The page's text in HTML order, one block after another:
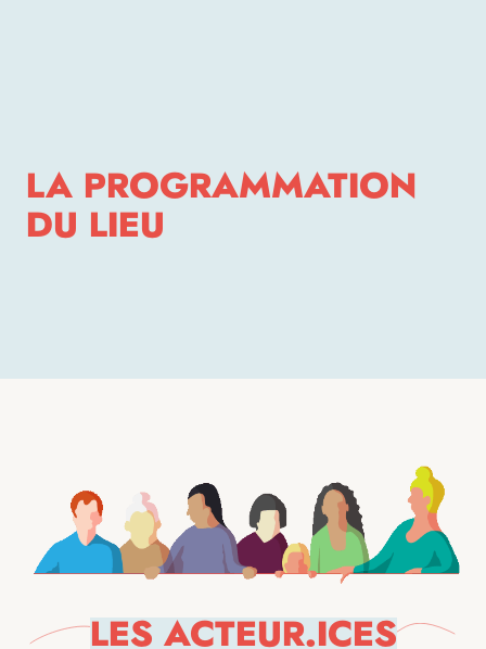
LA PROGRAMMATION
DU LIEU
LES ACTEUR.ICES